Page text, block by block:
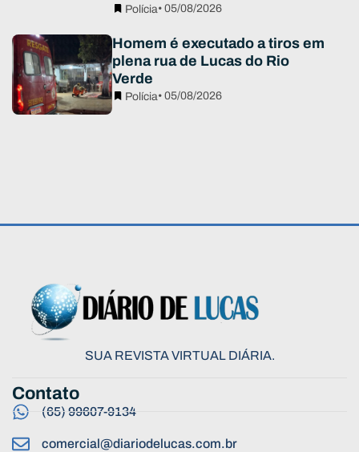
Polícia• 05/08/2026
Homem é executado a tiros em
plena rua de Lucas do Rio
Verde
Polícia• 05/08/2026
SUA REVISTA VIRTUAL DIÁRIA.
Contato
(65) 99607-9134
comercial@diariodelucas.com.br